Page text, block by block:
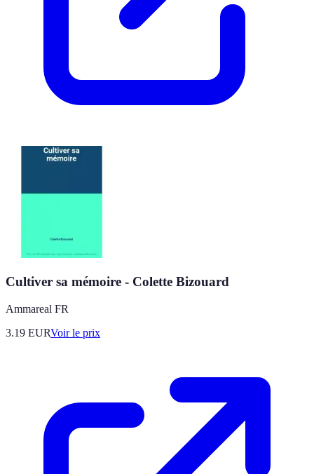
Cultiver sa mémoire - Colette Bizouard
Ammareal FR
3.19 EURVoir le prix